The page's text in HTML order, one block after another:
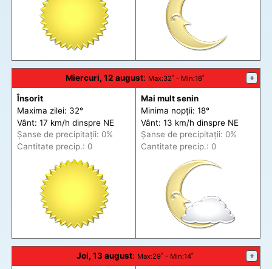
Miercuri, 12 august: Max:32˚ - Min:18˚ +
Însorit
Maxima zilei: 32°
Vânt: 17 km/h dinspre NE
Șanse de precipitații: 0%
Cantitate precip.: 0
Mai mult senin
Minima nopții: 18°
Vânt: 13 km/h dinspre NE
Șanse de precipitații: 0%
Cantitate precip.: 0
Joi, 13 august: Max:29˚ - Min:14˚ +